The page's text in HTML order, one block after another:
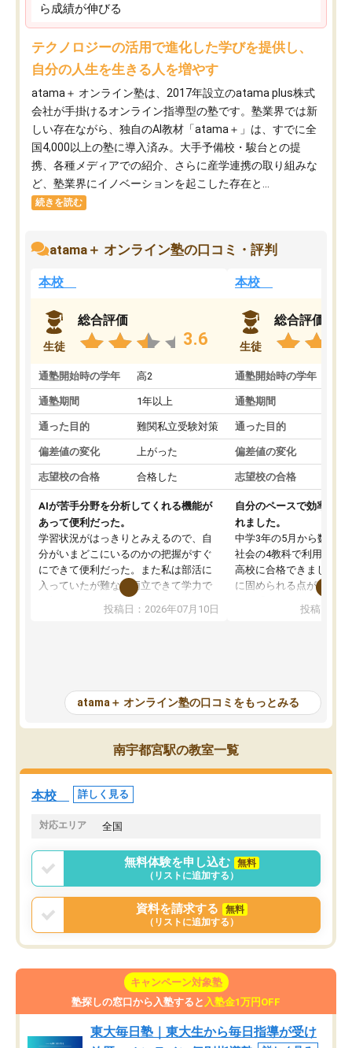
ら成績が伸びる
テクノロジーの活用で進化した学びを提供し、
自分の人生を生きる人を増やす
atama＋ オンライン塾は、2017年設立のatama plus株式
会社が手掛けるオンライン指導型の塾です。塾業界では新
しい存在ながら、独自のAI教材「atama＋」は、すでに全
国4,000以上の塾に導入済み。大手予備校・駿台との提
携、各種メディアでの紹介、さらに産学連携の取り組みな
ど、塾業界にイノベーションを起こした存在と...
続きを読む
atama＋ オンライン塾の口コミ・評判
本校
生徒
総合評価
3.6
通塾開始時の学年 高2
通塾期間 1年以上
通った目的 難関私立受験対策
偏差値の変化 上がった
志望校の合格 合格した
AIが苦手分野を分析してくれる機能が
あって便利だった。
学習状況がはっきりとみえるので、自
分がいまどこにいるのかの把握がすぐ
にできて便利だった。また私は部活に
入っていたが難なく両立できて学力で
も部活でも結果を残すことができてよ
かった。また問題演習の際に、自分が
が、自分で自分の管理ができない人に
とっては難しい部分もあるのではない
かと思った。
投稿日：2026年07月10日
本校
生徒
総合評価
通塾開始時の学年
通塾期間
通った目的
偏差値の変化
志望校の合格
自分のペースで効率よく
れました。
中学3年の5月から数学・
社会の4教科で利用し、
高校に合格できました。
に固められる点が魅力で
項目のおかげで、手軽
元数が可視化されるので
しながら意欲的に取り組
常に効果を実感している
になった現在も大学受験
して利用しており、自信
すめできる塾です。
投稿日：
atama＋ オンライン塾の口コミをもっとみる
南宇都宮駅の教室一覧
本校 詳しく見る
対応エリア 全国
無料体験を申し込む
無料
（リストに追加する）
資料を請求する
無料
（リストに追加する）
キャンペーン対象塾
塾探しの窓口から入塾すると 入塾金1万円OFF
東大毎日塾｜東大生から毎日指導が受け